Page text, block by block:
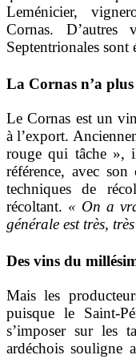
Leménicier,
Cornas.
Septentrionales sont
La Cornas n’a
Le Cornas est un
à l’export.
rouge qui tâche »,
référence, avec son
techniques de
récoltant. « On a
générale est très,
Des vins du
Mais les
puisque le Saint-
s’imposer sur les
ardéchois souligne